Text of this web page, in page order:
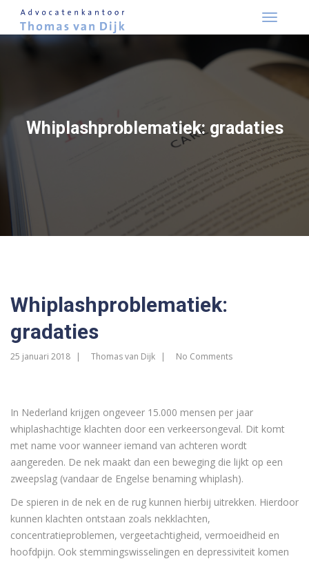
content
Whiplashproblematiek: gradaties
Whiplashproblematiek:
gradaties
25 januari 2018 Thomas van Dijk No Comments
In Nederland krijgen ongeveer 15.000 mensen per jaar
whiplashachtige klachten door een verkeersongeval. Dit komt
met name voor wanneer iemand van achteren wordt
aangereden. De nek maakt dan een beweging die lijkt op een
zweepslag (vandaar de Engelse benaming whiplash).
De spieren in de nek en de rug kunnen hierbij uitrekken. Hierdoor
kunnen klachten ontstaan zoals nekklachten,
concentratieproblemen, vergeetachtigheid, vermoeidheid en
hoofdpijn. Ook stemmingswisselingen en depressiviteit komen